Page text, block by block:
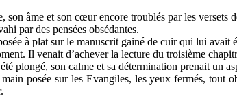
âme et son cœur encore troublés par les versets
par des pensées obsédantes.
à plat sur le manuscrit gainé de cuir qui lui avait
Il venait d’achever la lecture du troisième
plongé, son calme et sa détermination prenait un
posée sur les Evangiles, les yeux fermés, tout